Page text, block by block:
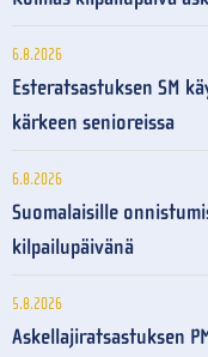
6.8.2026
Esteratsastuksen SM
kärkeen senioreissa
6.8.2026
Suomalaisille
kilpailupäivänä
5.8.2026
Askellajiratsastuksen